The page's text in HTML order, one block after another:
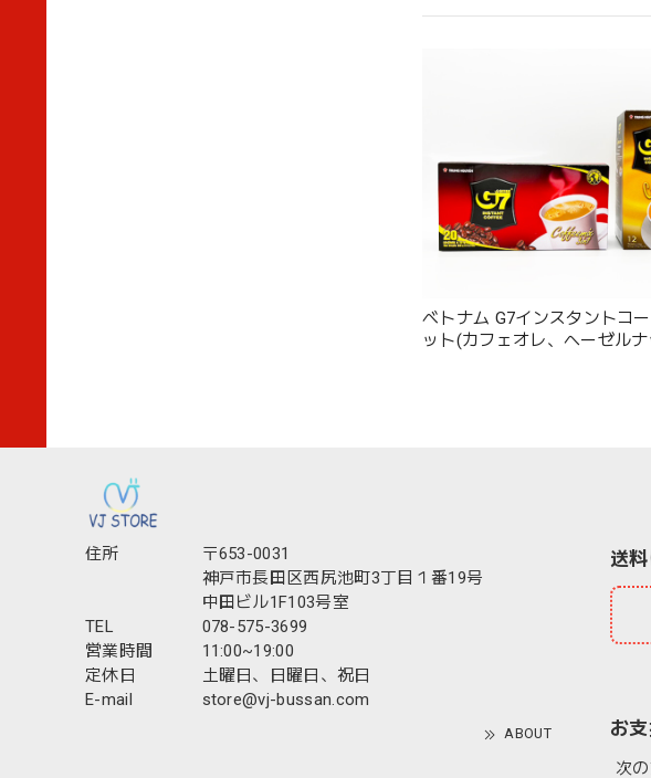
ベトナム G7インスタントコ
ット(カフェオレ、ヘーゼル
住所
〒653-0031
神戸市長田区西尻池町3丁目１番19号
中田ビル1F103号室
TEL
078-575-3699
営業時間
11:00~19:00
定休日
土曜日、日曜日、祝日
E-mail
store@vj-bussan.com
ABOUT
送
お
次